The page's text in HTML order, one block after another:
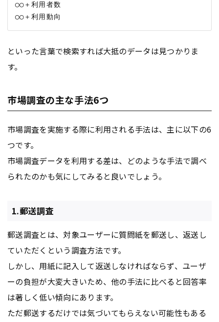
◯◯＋利用者数
といった言葉で検索すれば大抵のデータは見つかりま
す。
市場調査の主な手法6つ
市場調査を実施する際に利用される手法は、主に以下の6
つです。
市場調査データを利用する差は、どのような手法で調べ
られたのかも気にしてみると良いでしょう。
1.郵送調査
郵送調査とは、対象ユーザーに質問紙を郵送し、返送し
ていただくという調査方法です。
しかし、用紙に記入して返送しなければならず、ユーザ
ーの負担が大変大きいため、他の手法に比べると回答率
は著しく低い傾向にあります。
ただ郵送するだけでは気づいてもらえない可能性もある